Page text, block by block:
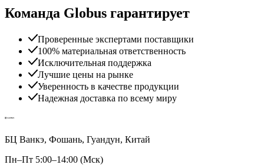
Команда Globus гарантирует
Проверенные экспертами поставщики
100% материальная ответственность
Исключительная поддержка
Лучшие цены на рынке
Уверенность в качестве продукции
Надежная доставка по всему миру
БЦ Ванкэ, Фошань, Гуандун, Китай
Пн–Пт 5:00–14:00 (Мск)